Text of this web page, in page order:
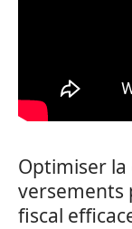
Optimiser
versements
fiscal